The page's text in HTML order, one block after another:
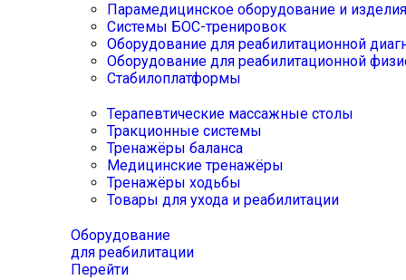
Парамедицинское оборудование и изделия
Системы БОС-тренировок
Оборудование для реабилитационной
Оборудование для реабилитационной
Стабилоплатформы
Терапевтические массажные столы
Тракционные системы
Тренажёры баланса
Медицинские тренажёры
Тренажёры ходьбы
Товары для ухода и реабилитации
Оборудование
для реабилитации
Перейти